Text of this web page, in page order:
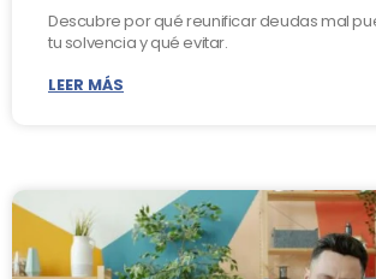
Descubre por qué reunificar deudas mal
tu solvencia y qué evitar.
LEER MÁS